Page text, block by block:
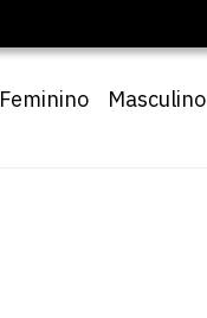
Feminino Masculino